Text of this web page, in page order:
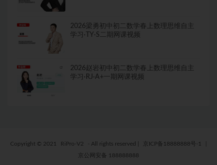
2026梁勇初中初二数学春上数理思维自主
学习·TY·S二期网课视频
2026赵岩初中初二数学春上数理思维自主
学习·RJ·A+一期网课视频
Copyright © 2021 RiPro-V2 - All rights reserved 京ICP备18888888号-1
京公网安备 188888888